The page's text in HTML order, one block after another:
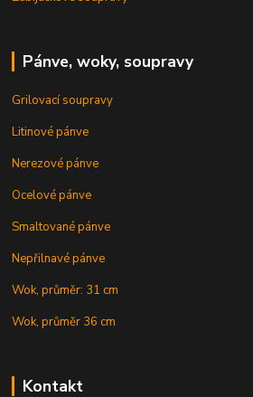
Pánve, woky, soupravy
Grilovací soupravy
Litinové pánve
Nerezové pánve
Ocelové pánve
Smaltované pánve
Nepřilnavé pánve
Wok, průměr: 31 cm
Wok, průměr 36 cm
Kontakt